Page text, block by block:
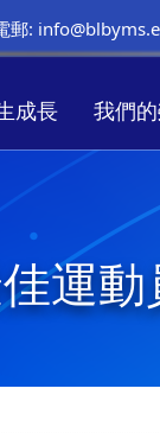
郵:
成長 我們
運